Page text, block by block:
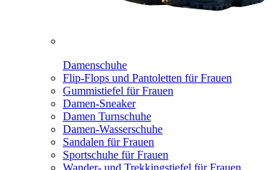
Damenschuhe
Flip-Flops und Pantoletten für Frauen
Gummistiefel für Frauen
Damen-Sneaker
Damen Turnschuhe
Damen-Wasserschuhe
Sandalen für Frauen
Sportschuhe für Frauen
Wander- und Trekkingstiefel für Frauen